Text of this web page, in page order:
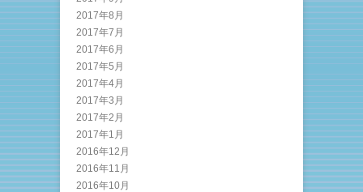
2017年8月
2017年7月
2017年6月
2017年5月
2017年4月
2017年3月
2017年2月
2017年1月
2016年12月
2016年11月
2016年10月